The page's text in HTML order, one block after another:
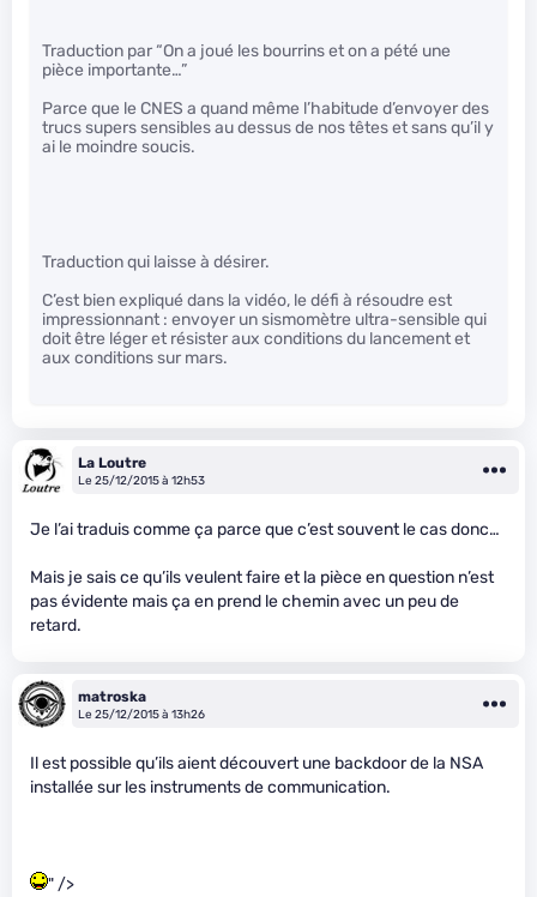
Traduction par “On a joué les bourrins et on a pété une
pièce importante…”
Parce que le CNES a quand même l’habitude d’envoyer des
trucs supers sensibles au dessus de nos têtes et sans qu’il y
ai le moindre soucis.
Traduction qui laisse à désirer.
C’est bien expliqué dans la vidéo, le défi à résoudre est
impressionnant : envoyer un sismomètre ultra-sensible qui
doit être léger et résister aux conditions du lancement et
aux conditions sur mars.
La Loutre
Le 25/12/2015 à 12h53
Je l’ai traduis comme ça parce que c’est souvent le cas donc…
Mais je sais ce qu’ils veulent faire et la pièce en question n’est
pas évidente mais ça en prend le chemin avec un peu de
retard.
matroska
Le 25/12/2015 à 13h26
Il est possible qu’ils aient découvert une backdoor de la NSA
installée sur les instruments de communication.
" />